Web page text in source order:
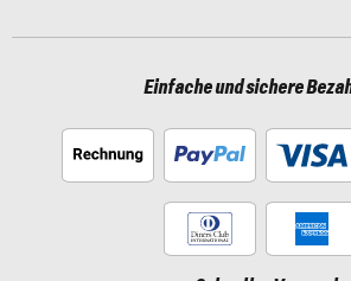
Einfache und sichere